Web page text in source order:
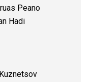
Peano
Hadi